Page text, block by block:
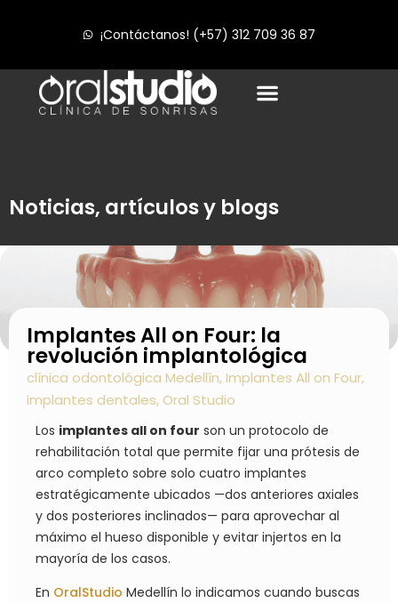
¡Contáctanos! (+57) 312 709 36 87
Noticias, artículos y blogs
Implantes All on Four: la
revolución implantológica
clínica odontológica Medellín,Implantes All on Four,
implantes dentales, Oral Studio
Los implantes all on four son un protocolo de
rehabilitación total que permite fijar una prótesis de
arco completo sobre solo cuatro implantes
estratégicamente ubicados —dos anteriores axiales
y dos posteriores inclinados— para aprovechar al
máximo el hueso disponible y evitar injertos en la
mayoría de los casos.
En OralStudio Medellín lo indicamos cuando buscas